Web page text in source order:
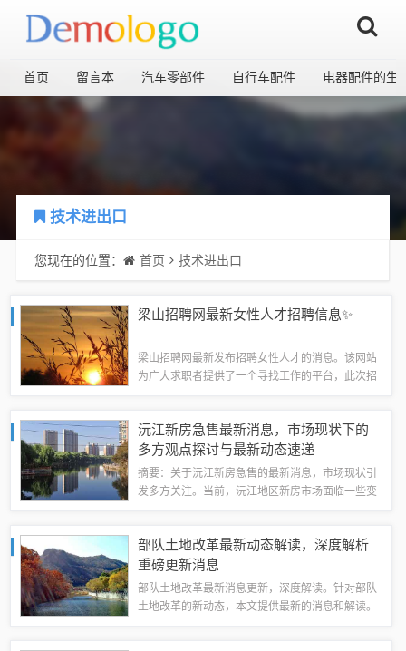
首页 留言本 汽车零部件 自行车配件 电器配件的生
技术进出口
您现在的位置： 首页 技术进出口
梁山招聘网最新女性人才招聘信息✨
梁山招聘网最新发布招聘女性人才的消息。该网站
为广大求职者提供了一个寻找工作的平台，此次招
一个良好的机会，为女性人才提供了展示自己...
沅江新房急售最新消息，市场现状下的
多方观点探讨与最新动态速递
摘要：关于沅江新房急售的最新消息，市场现状引
发多方关注。当前，沅江地区新房市场面临一些变
策等因素均对沅江新房市场产生影响。具体消...
部队土地改革最新动态解读，深度解析
重磅更新消息
部队土地改革最新消息更新，深度解读。针对部队
土地改革的新动态，本文提供最新的消息和解读。